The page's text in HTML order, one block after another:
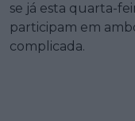
se já esta quarta-
participam em
complicada.